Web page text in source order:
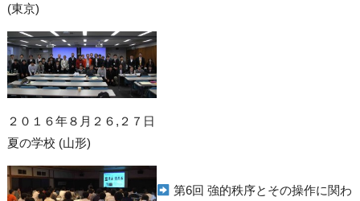
(東京)
２０１６年８月２６,２７日
夏の学校 (山形)
第6回 強的秩序とその操作に関わ